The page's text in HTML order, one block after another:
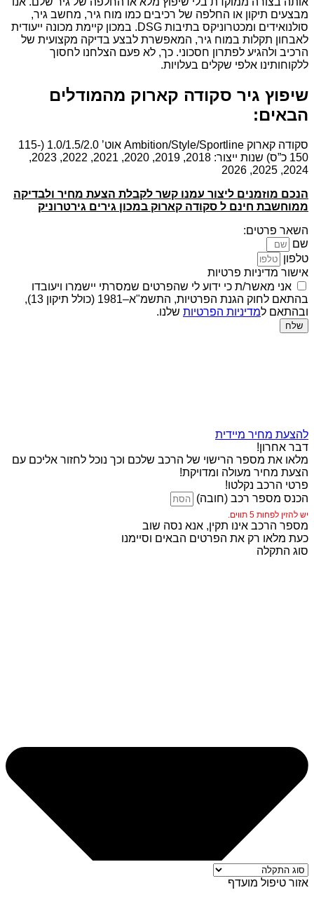
מבצעים תיקון או החלפה של רכיבים כמו מוח גיר, מחשב גיר,
סולנואידים ומכטרוניקס בתיבות DSG. במכון קיימת מכונה ייעודית
לאבחון תקלות במוח גיר, המאפשרת לבצע בדיקה מקצועית של
הרכיב ולהגיע לפתרון חסכוני. כך, לא פעם הצלחנו לחסוך
ללקוחותינו אלפי שקלים בעלויות.
שיפוץ גיר סקודה קארוק מהמודלים
הבאים:
סקודה קארוק Ambition/Style/Sportline אוט’ 1.0/1.5/2.0 (115-
150 כ”ס) שנות ייצור: 2018, 2019, 2020, 2021, 2022, 2023,
2024, 2025, 2026
הנכם מוזמנים ליצור עמנו קשר לקבלת הצעת מחיר ולבדיקה
ממוחשבת חינם ל סקודה קארוק במכון גירים גירטרוניק
השאר פרטים:
שם
טלפון
אישור מדיניות פרטיות
אני מאשר/ת כי ידוע לי שהפרטים שמסרתי יישמרו ויעובדו
בהתאם לחוק הגנת הפרטיות, התשמ"א–1981 (כולל תיקון 13),
ובהתאם למדיניות הפרטיות שלנו.
שלח
להצעת מחיר מיידית
דבר אחרון!
מלאו את מספר הרישוי של הרכב שלכם וכך נוכל לחזור אליכם עם
הצעת מחיר מעולה ומדויקת!
פרטי הרכב נקלטו!
הכנס מספר רכב (חובה)
יש להזין לפחות 5 תווים.
מספר הרכב אינו תקין, אנא נסה שוב
כעת מלאו רק את הפרטים הבאים וסיימנו
סוג התקלה
אזור טיפול מועדף